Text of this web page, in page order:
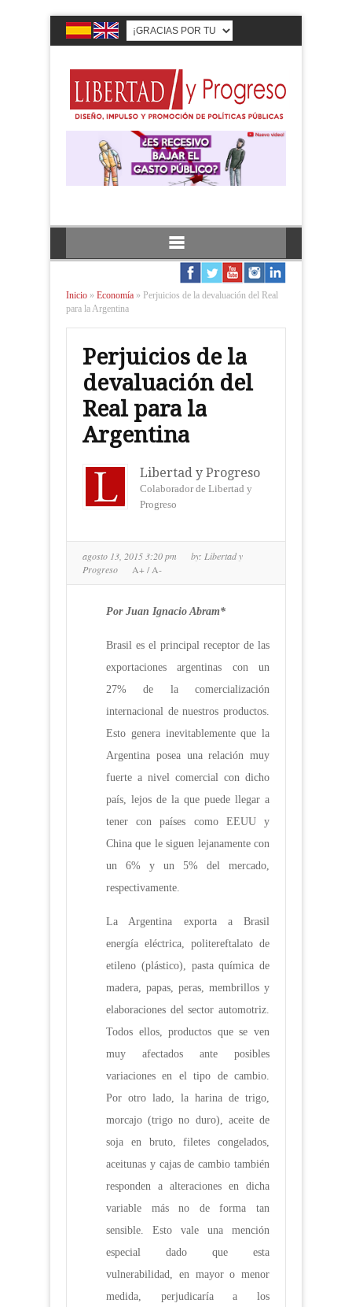
Inicio » Economía » Perjuicios de la devaluación del Real
para la Argentina
Perjuicios de la
devaluación del
Real para la
Argentina
Libertad y Progreso
Colaborador de Libertad y
Progreso
agosto 13, 2015 3:20 pm by: Libertad y
Progreso
A+/A-
Por Juan Ignacio Abram*
Brasil es el principal receptor de las
exportaciones argentinas con un
27% de la comercialización
internacional de nuestros productos.
Esto genera inevitablemente que la
Argentina posea una relación muy
fuerte a nivel comercial con dicho
país, lejos de la que puede llegar a
tener con países como EEUU y
China que le siguen lejanamente con
un 6% y un 5% del mercado,
respectivamente.
La Argentina exporta a Brasil
energía eléctrica, politereftalato de
etileno (plástico), pasta química de
madera, papas, peras, membrillos y
elaboraciones del sector automotriz.
Todos ellos, productos que se ven
muy afectados ante posibles
variaciones en el tipo de cambio.
Por otro lado, la harina de trigo,
morcajo (trigo no duro), aceite de
soja en bruto, filetes congelados,
aceitunas y cajas de cambio también
responden a alteraciones en dicha
variable más no de forma tan
sensible. Esto vale una mención
especial dado que esta
vulnerabilidad, en mayor o menor
medida, perjudicaría a los